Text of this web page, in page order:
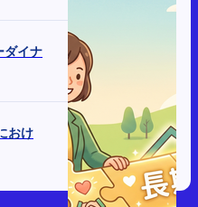
ダイナ
おけ